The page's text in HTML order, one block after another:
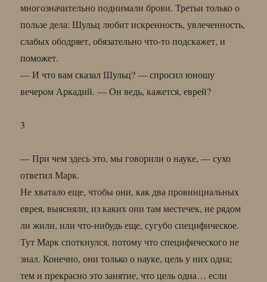
многозначительно поднимали брови. Третьи только о
пользе дела: Шульц любит искренность, увлеченность,
слабых ободряет, обязательно что-то подскажет, и
поможет.
— И что вам сказал Шульц? — спросил юношу
вечером Аркадий. — Он ведь, кажется, еврей?
3
— При чем здесь это, мы говорили о науке, — сухо
ответил Марк.
Не хватало еще, чтобы они, как два провинциальных
еврея, выясняли, из каких они там местечек, не рядом
ли жили, или что-нибудь еще, сугубо специфическое.
Тут Марк споткнулся, потому что специфического не
знал. Конечно, они только о науке, цель у них одна;
тем и прекрасно это занятие, что цель одна… если